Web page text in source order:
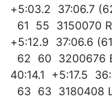
+5:03.2 37:06.7
61 55 3150070
+5:12.9 37:06.6
62 60 3200676
40:14.1 +5:17.5
63 63 3180408